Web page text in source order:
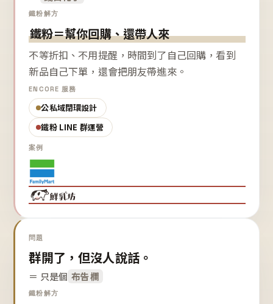
鐵粉解方
鐵粉＝幫你回購、還帶人來
不等折扣、不用提醒，時間到了自己回購，看到
新品自己下單，還會把朋友帶進來。
ENCORE 服務
公私域閉環設計
鐵粉 LINE 群運營
案例
問題
群開了，但沒人說話。
＝ 只是個 布告欄
鐵粉解方